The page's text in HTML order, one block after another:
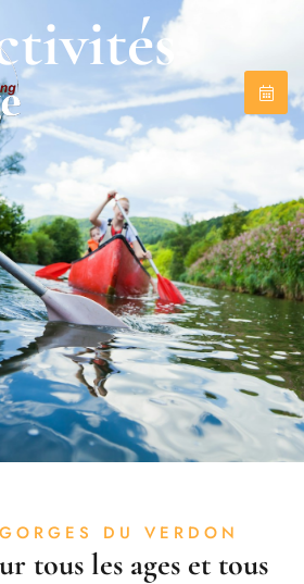
DU VERDON
tous les ages et tous